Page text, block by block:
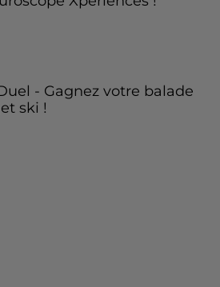
- Gagnez votre balade
ski !